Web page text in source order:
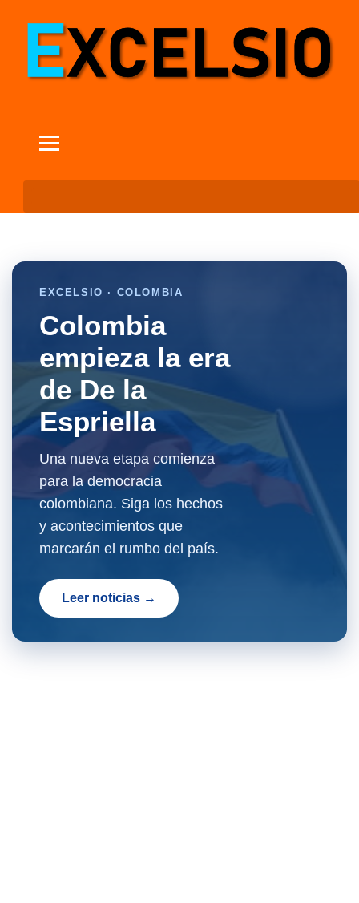
EXCELSIO · COLOMBIA
Colombia
empieza la era
de De la
Espriella
Una nueva etapa comienza
para la democracia
colombiana. Siga los hechos
y acontecimientos que
marcarán el rumbo del país.
Leer noticias →